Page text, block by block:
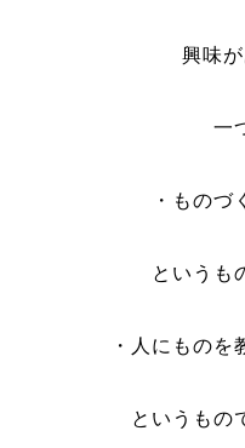
興味
一
・ものづ
というも
・人にものを
というもの